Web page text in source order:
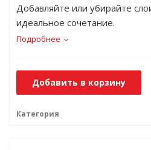
Добавляйте или убирайте
идеальное сочетание.
Подробнее
Добавить в корзину
Категория